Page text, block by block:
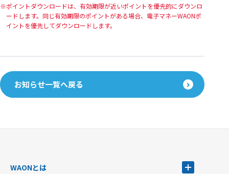
ポイントダウンロードは、有効期限が近いポイントを優先的にダウンロ
ードします。同じ有効期限のポイントがある場合、電子マネーWAONポ
イントを優先してダウンロードします。
お知らせ一覧へ戻る
WAONとは